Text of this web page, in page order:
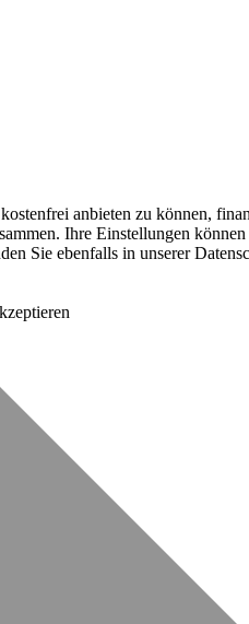
anbieten zu können,
Ihre Einstellungen
Sie ebenfalls in unserer